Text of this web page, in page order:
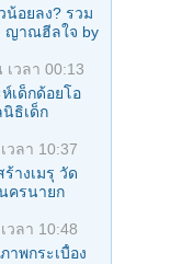
น้อยลง? รวม
ญาณฮีลใจ by
เวลา 00:13
เด็กด้อยโอ
ธิเด็ก
วลา 10:37
างเมรุ วัด
ครนายก
วลา 10:48
พกระเบื้อง